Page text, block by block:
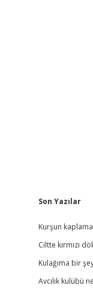
Son Yazılar
Kurşun
Ciltte kırmızı
Kulağıma bir
Avcılık kulübü
hiltonbetvdcasino